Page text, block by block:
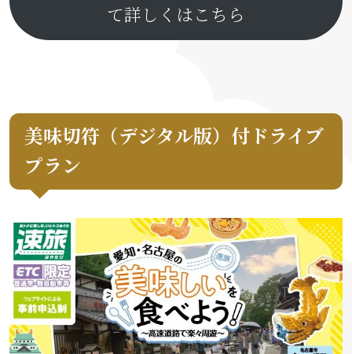
て詳しくはこちら
美味切符（デジタル版）付ドライブ
プラン